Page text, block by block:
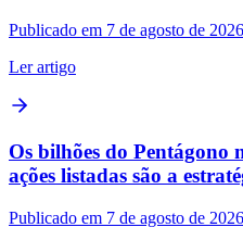
Publicado em 7 de agosto de 2026
Ler artigo
Os bilhões do Pentágono
ações listadas são a
Publicado em 7 de agosto de 2026